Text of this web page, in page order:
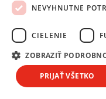
Spare Lamp Kit
Ceilling Mount
3D Glasses
Carry bag
NEVYHNUTNE
CIELENIE
ZOBRAZIŤ
PRIJAŤ VŠETKO